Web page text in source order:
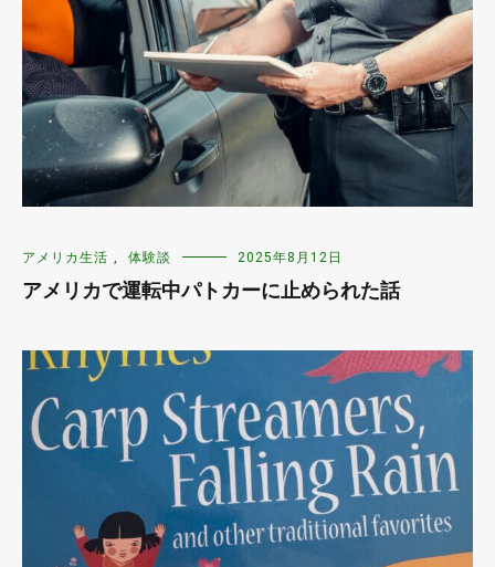
アメリカ生活 , 体験談 2025年8月12日
アメリカで運転中パトカーに止められた話